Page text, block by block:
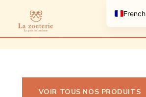
VOIR TOUS NOS PRODUITS
French